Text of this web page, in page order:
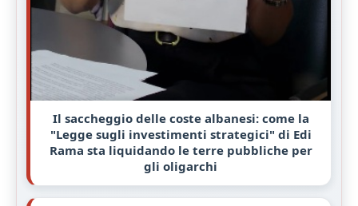
Il saccheggio delle coste albanesi: come la
"Legge sugli investimenti strategici" di Edi
Rama sta liquidando le terre pubbliche per
gli oligarchi